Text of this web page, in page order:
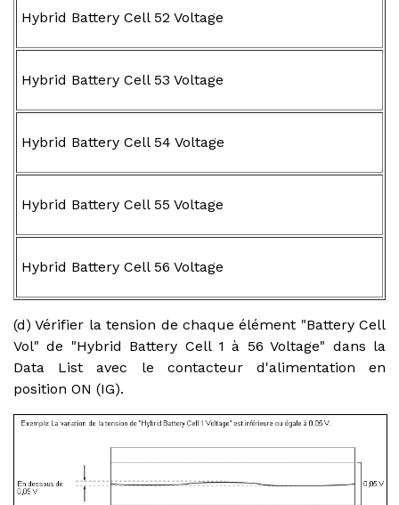
Hybrid Battery Cell 52 Voltage
Hybrid Battery Cell 53 Voltage
Hybrid Battery Cell 54 Voltage
Hybrid Battery Cell 55 Voltage
Hybrid Battery Cell 56 Voltage
(d) Vérifier la tension de chaque élément "Battery Cell
Vol" de "Hybrid Battery Cell 1 à 56 Voltage" dans la
Data List avec le contacteur d'alimentation en
position ON (IG).